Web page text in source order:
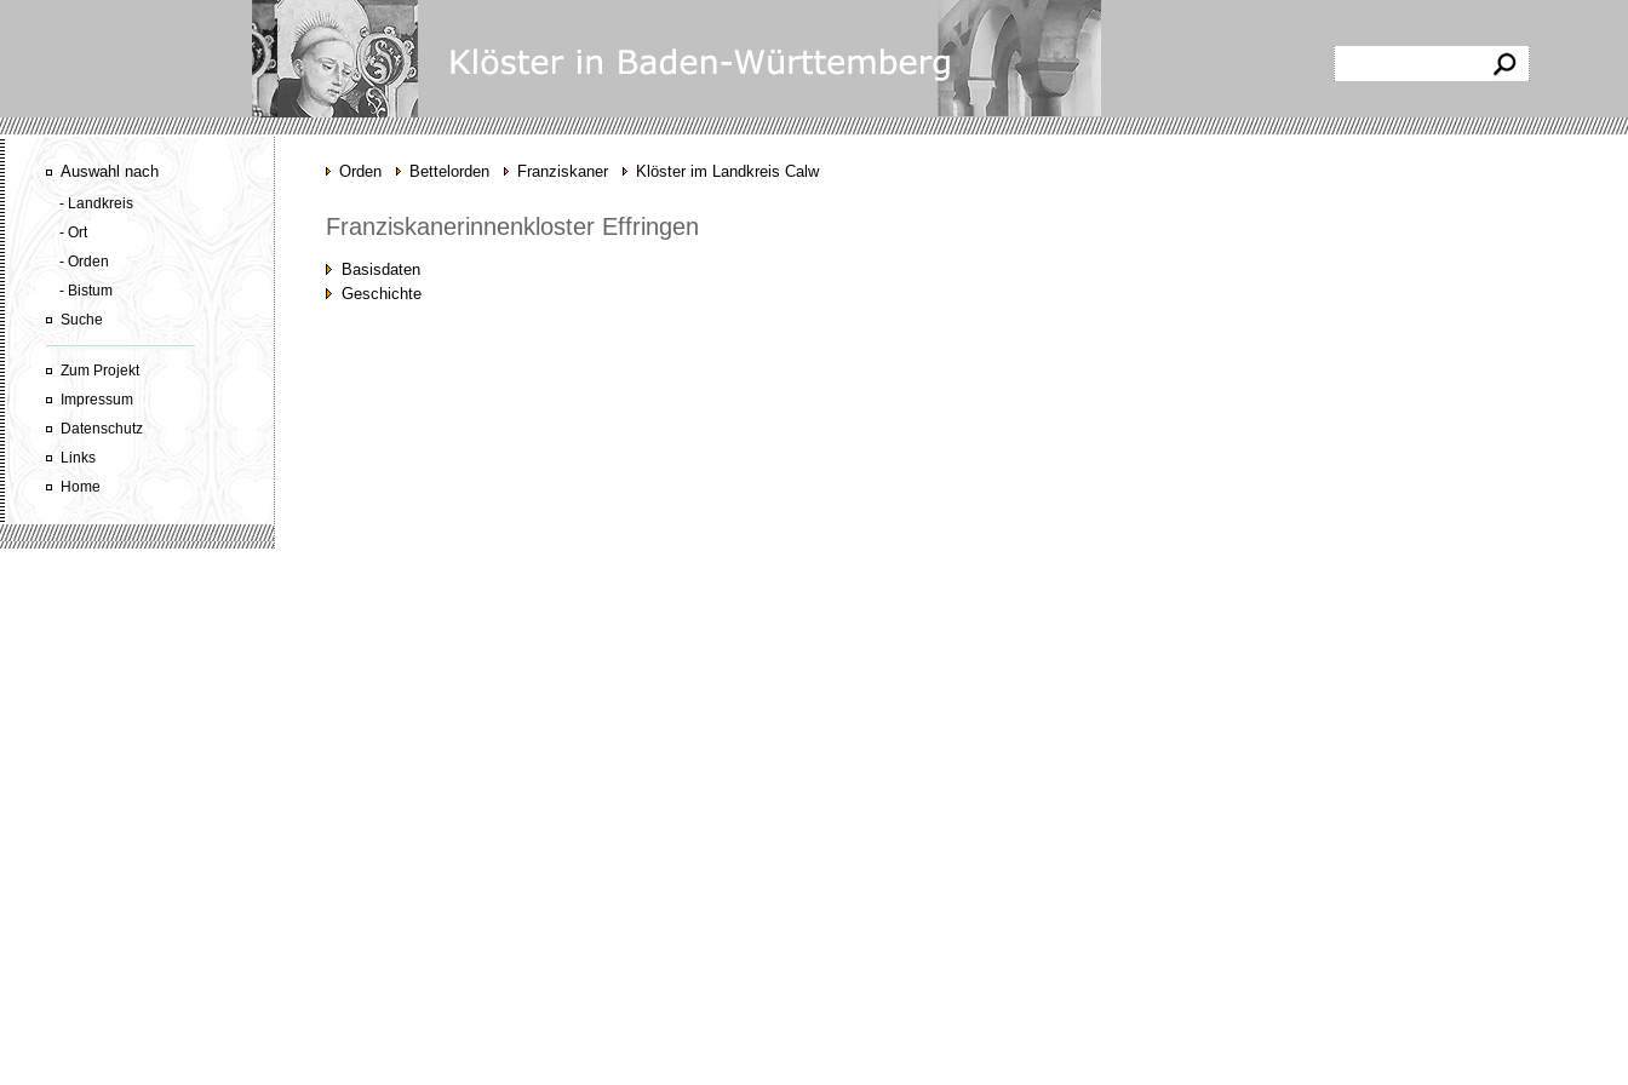
Auswahl nach
- Landkreis
- Ort
- Orden
- Bistum
Suche
Zum Projekt
Impressum
Datenschutz
Links
Home
Orden Bettelorden Franziskaner Klöster im Landkreis Calw
Franziskanerinnenkloster Effringen
Basisdaten
Geschichte